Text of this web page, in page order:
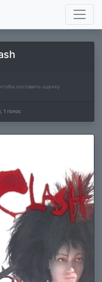
чтобы поставить оценку
1 голос